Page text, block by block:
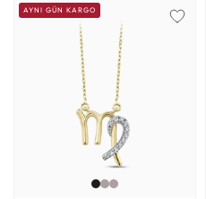
AYNI GÜN KARGO